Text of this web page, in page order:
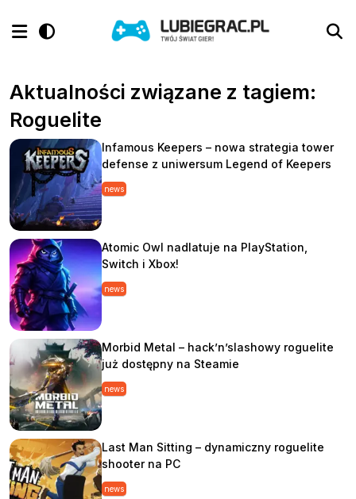
Aktualności związane z tagiem:
Roguelite
Infamous Keepers – nowa strategia tower
defense z uniwersum Legend of Keepers
news
Atomic Owl nadlatuje na PlayStation,
Switch i Xbox!
news
Morbid Metal – hack’n’slashowy roguelite
już dostępny na Steamie
news
Last Man Sitting – dynamiczny roguelite
shooter na PC
news